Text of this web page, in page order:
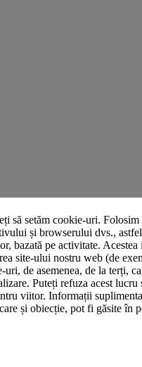
să setăm cookie-uri.
și browserului dvs.,
bazată pe activitate.
site-ului nostru web (de
de asemenea, de la terți,
Puteți refuza acest
viitor. Informații
și obiecție, pot fi găsite în